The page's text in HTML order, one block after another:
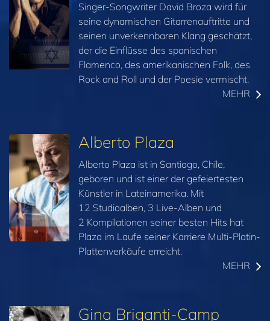
Singer-Songwriter David Broza wird für
seine dynamischen Gitarrenauftritte und
seinen unverkennbaren Klang geschätzt,
der die Einflüsse des spanischen
Flamenco, des amerikanischen Folk, des
Rock and Roll und der Poesie vermischt.
MEHR
Alberto Plaza
Alberto Plaza ist in Santiago, Chile,
geboren und ist einer der gefeiertesten
Künstler in Lateinamerika. Mit
12 Studioalben, 3 Live-Alben und
2 Kompilationen seiner besten Hits hat
Plaza im Laufe seiner Karriere Multi-Platin-
Plattenverkäufe erreicht.
MEHR
Gina Briganti-Camp